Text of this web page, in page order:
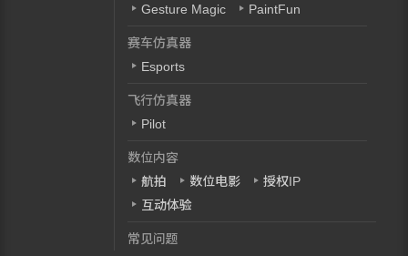
Gesture Magic
PaintFun
赛车仿真器
Esports
飞行仿真器
Pilot
数位内容
航拍
数位电影
授权IP
互动体验
常见问题